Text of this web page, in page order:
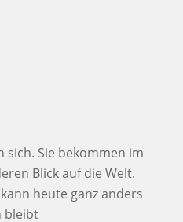
Sie bekommen im
Blick auf die Welt.
heute ganz anders
bleibt